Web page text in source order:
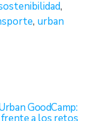
,
, urban
GoodCamp: